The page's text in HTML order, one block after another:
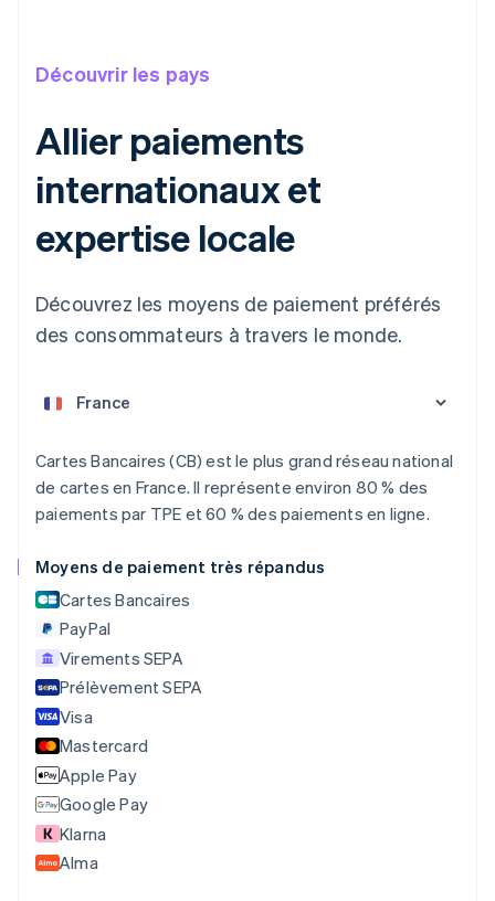
Découvrir les pays
Allier paiements
internationaux et
expertise locale
Découvrez les moyens de paiement préférés
des consommateurs à travers le monde.
Cartes Bancaires (CB) est le plus grand réseau national
de cartes en France. Il représente environ 80 % des
paiements par TPE et 60 % des paiements en ligne.
Moyens de paiement très répandus
Cartes Bancaires
PayPal
Virements SEPA
Prélèvement SEPA
Visa
Mastercard
Apple Pay
Google Pay
Klarna
Alma
Allemagne
English
Belgique
NederlandsFrançais DeutschEnglish
Brésil
Bulgarie
English
Canada
English
Chine continentale
简体中文 English
Chypre
English
English Italiano
Danemark
English
Émirats arabes unis
English
Espagne